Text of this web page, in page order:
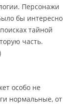
Персонажи
бы интересно
тайной
часть.
особо не
нормальные, от